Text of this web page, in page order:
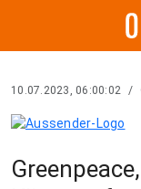
10.07.2023, 06:00:02 /